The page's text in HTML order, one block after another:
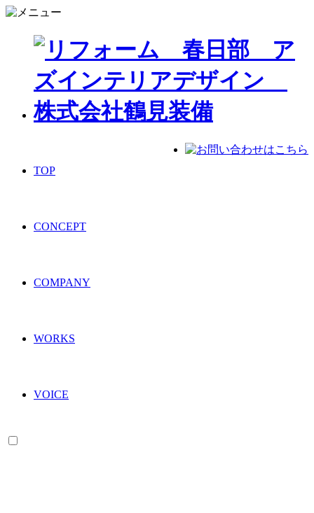
TOP
CONCEPT
COMPANY
WORKS
VOICE